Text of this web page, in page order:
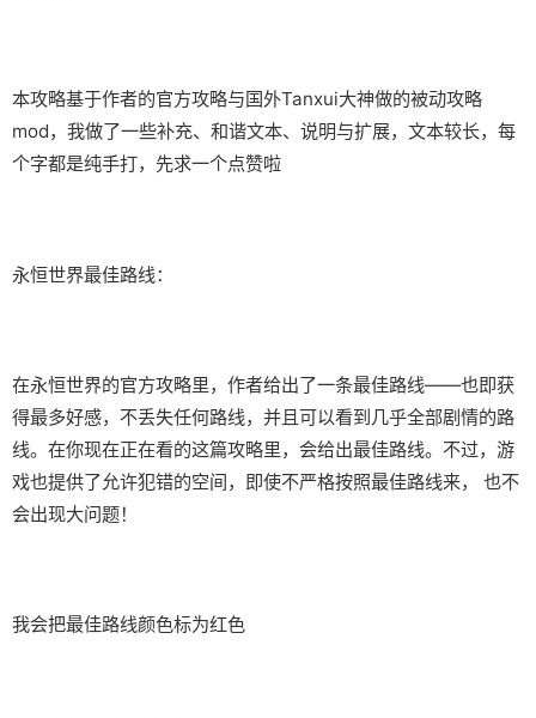
本攻略基于作者的官方攻略与国外Tanxui大神做的被动攻略
mod，我做了一些补充、和谐文本、说明与扩展，文本较长，每
个字都是纯手打，先求一个点赞啦
永恒世界最佳路线：
在永恒世界的官方攻略里，作者给出了一条最佳路线——也即获
得最多好感，不丢失任何路线，并且可以看到几乎全部剧情的路
线。在你现在正在看的这篇攻略里，会给出最佳路线。不过，游
戏也提供了允许犯错的空间，即使不严格按照最佳路线来， 也不
会出现大问题！
我会把最佳路线颜色标为红色